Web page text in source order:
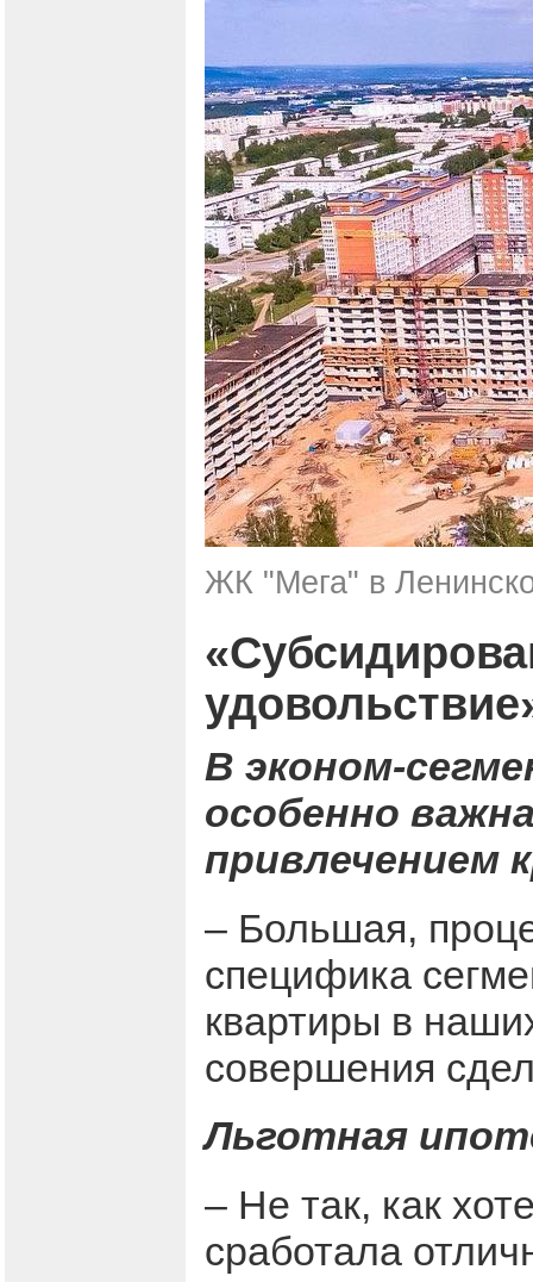
ЖК "Мега" в
В эконом-
особенно
привлечением
– Большая,
специфика
квартиры в
совершения
Льготная
– Не так, как
сработала